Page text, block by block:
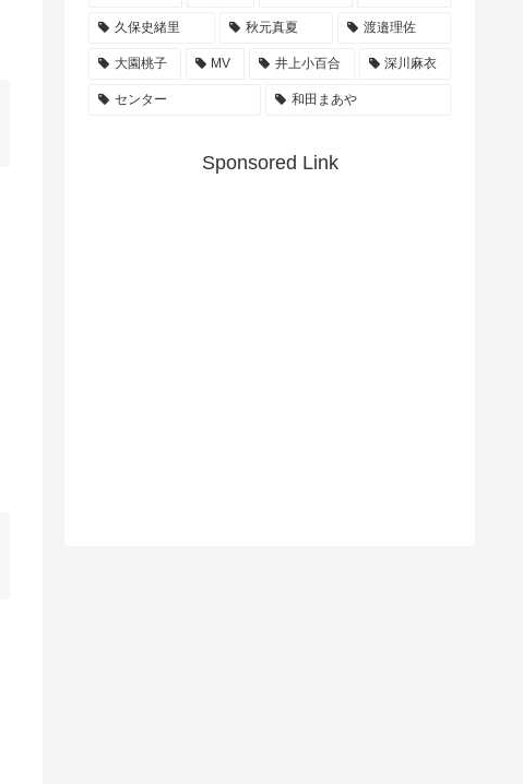
久保史緒里 秋元真夏 渡邉理佐
大園桃子 MV 井上小百合 深川麻衣
センター 和田まあや
Sponsored Link